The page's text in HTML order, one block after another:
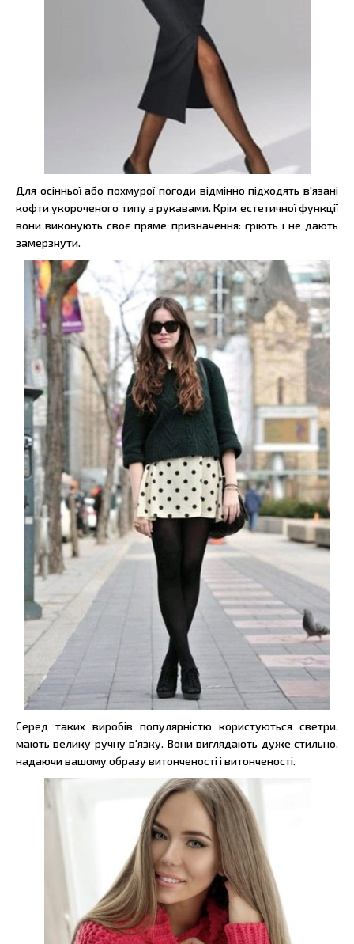
Для осінньої або похмурої погоди відмінно підходять в'язані
кофти укороченого типу з рукавами. Крім естетичної функції
вони виконують своє пряме призначення: гріють і не дають
замерзнути.
Серед таких виробів популярністю користуються светри,
мають велику ручну в'язку. Вони виглядають дуже стильно,
надаючи вашому образу витонченості і витонченості.